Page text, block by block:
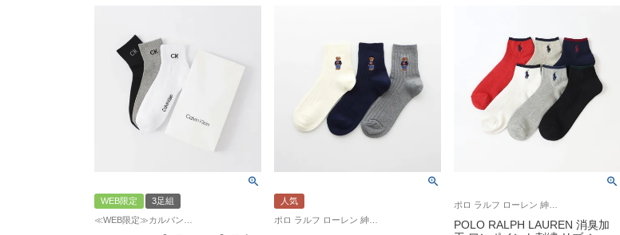
WEB限定
3足組
人気
ポロ ラルフ ローレン 紳士 靴下 ベア刺繍
ポロ ラルフ ローレン 紳士 靴下 旧02032110
POLO RALPH LAUREN 消臭加